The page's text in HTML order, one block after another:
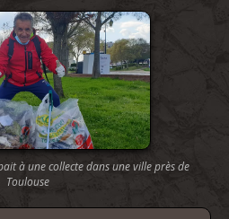
à une collecte dans une ville près de
Toulouse